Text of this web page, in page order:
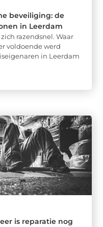
beveiliging: de
in Leerdam
razendsnel. Waar
voldoende werd
in Leerdam
is reparatie nog